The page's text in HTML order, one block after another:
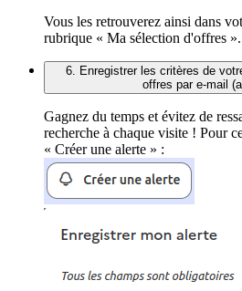
Vous les retrouverez ainsi dans
rubrique « Ma sélection d'offres ».
6. Enregistrer les critères de
offres par e-mail
Gagnez du temps et évitez de
recherche à chaque visite ! Pour
« Créer une alerte » :